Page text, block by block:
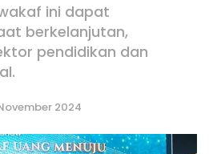
ini dapat
berkelanjutan,
pendidikan dan
2024